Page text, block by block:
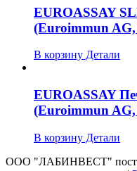
EUROASSAY
(Euroimmun
В корзину Детали
EUROASSAY
(Euroimmun
В корзину Детали
ООО "ЛАБИНВЕСТ"